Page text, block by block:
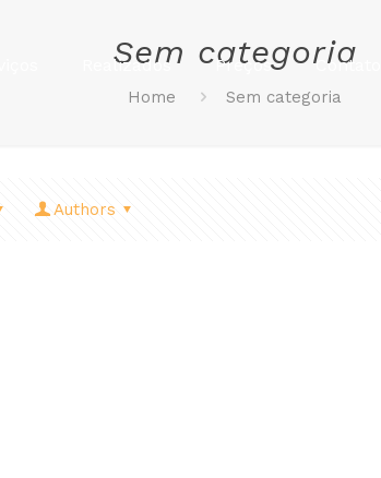
Realizados Preços Contatos
Sem categoria
Home Sem categoria
Authors